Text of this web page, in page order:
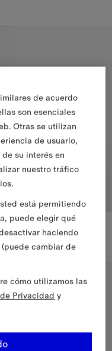
algodón con volantes,
€
de corte clásico en
de acuerdo
son esenciales
Otras se utilizan
de usuario,
su interés en
nuestro tráfico
está permitiendo
puede elegir qué
haciendo
cambiar de
cómo utilizamos las
Privacidad y